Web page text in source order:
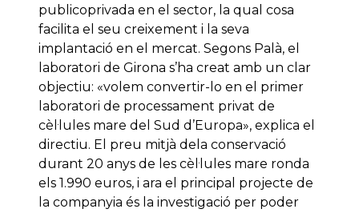
publicoprivada en el sector, la qual cosa
facilita el seu creixement i la seva
implantació en el mercat. Segons Palà, el
laboratori de Girona s’ha creat amb un clar
objectiu: «volem convertir-lo en el primer
laboratori de processament privat de
cèl·lules mare del Sud d’Europa», explica el
directiu. El preu mitjà dela conservació
durant 20 anys de les cèl·lules mare ronda
els 1.990 euros, i ara el principal projecte de
la companyia és la investigació per poder